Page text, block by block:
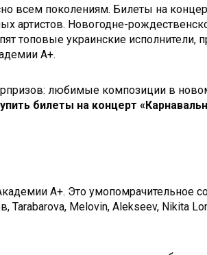
всем поколениям. Билеты на
артистов. Новогодне-
топовые украинские исполнители,
А+.
любимые композиции в
билеты на концерт
А+. Это умопомрачительное
Melovin, Alekseev, Nikita